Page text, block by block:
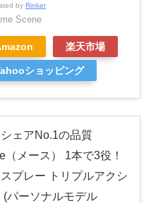
by Rinker
Scene
楽天市場
ショッピング
ェアNo.1の品質
（メース） 1本で3役！
プレー トリプルアクシ
(パーソナルモデル